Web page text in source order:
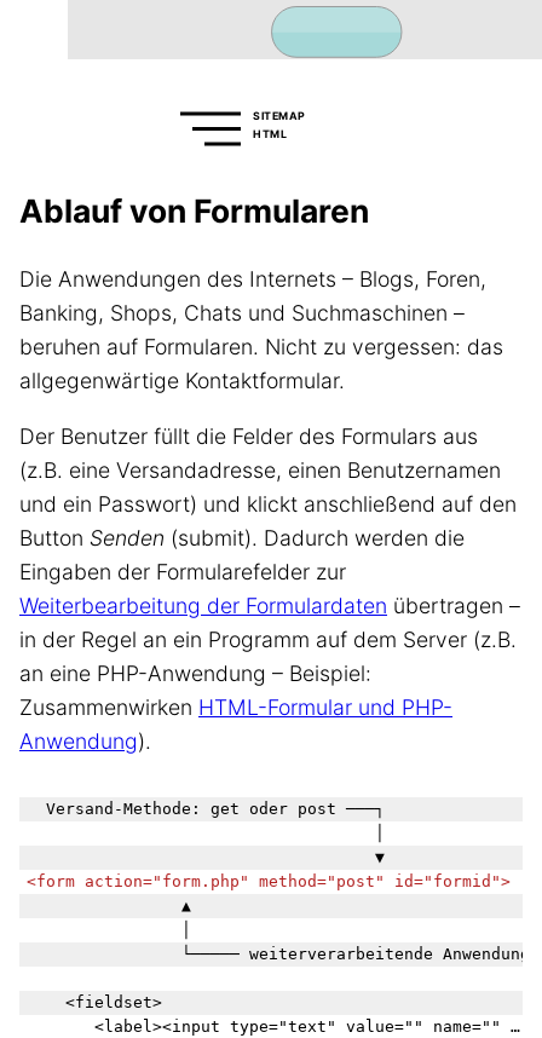
SITEMAP
HTML
Ablauf von Formularen
Die Anwendungen des Internets – Blogs, Foren,
Banking, Shops, Chats und Suchmaschinen –
beruhen auf Formularen. Nicht zu vergessen: das
allgegenwärtige Kontaktformular.
Der Benutzer füllt die Felder des Formulars aus
(z.B. eine Versandadresse, einen Benutzernamen
und ein Passwort) und klickt anschließend auf den
Button Senden (submit). Dadurch werden die
Eingaben der Formularefelder zur
Weiterbearbeitung der Formulardaten übertragen –
in der Regel an ein Programm auf dem Server (z.B.
an eine PHP-Anwendung – Beispiel:
Zusammenwirken HTML-Formular und PHP-
Anwendung).
  Versand-Methode: get oder post ───┐
<form action="form.php" method="post" id="formid">
                ▲
                └───── weiterverarbeitende Anwendung
    <fieldset>
<label><input type="text" value="" name="" …